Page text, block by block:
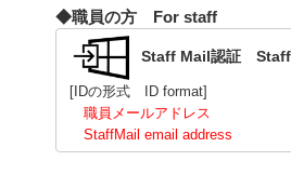
◆職員の方 For staff
Staff Mail認証
[IDの形式 ID format]
職員メールアドレス
StaffMail email address